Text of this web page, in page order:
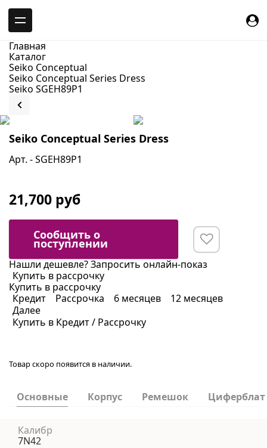
Главная
Каталог
Seiko Conceptual
Seiko Conceptual Series Dress
Seiko SGEH89P1
Seiko Conceptual Series Dress
Арт. - SGEH89P1
21,700 руб
Сообщить о
поступлении
Нашли дешевле?Запросить онлайн-показ
Купить в рассрочку
Купить в рассрочку
Кредит
Рассрочка 6 месяцев
12 месяцев
Далее
Купить в Кредит / Рассрочку
Товар скоро появится в наличии.
Основные Корпус Ремешок Циферблат
Калибр
7N42